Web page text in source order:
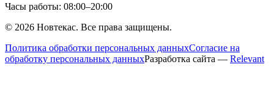
Часы работы: 08:00–20:00
© 2026 Новтекас. Все права защищены.
Политика обработки персональных данныхСогласие на
обработку персональных данныхРазработка сайта — Relevant